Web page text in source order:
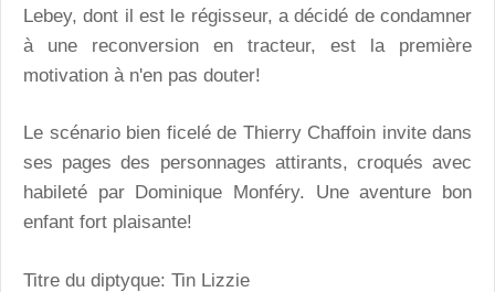
Lebey, dont il est le régisseur, a décidé de condamner
à une reconversion en tracteur, est la première
motivation à n'en pas douter!
Le scénario bien ficelé de Thierry Chaffoin invite dans
ses pages des personnages attirants, croqués avec
habileté par Dominique Monféry. Une aventure bon
enfant fort plaisante!
Titre du diptyque: Tin Lizzie